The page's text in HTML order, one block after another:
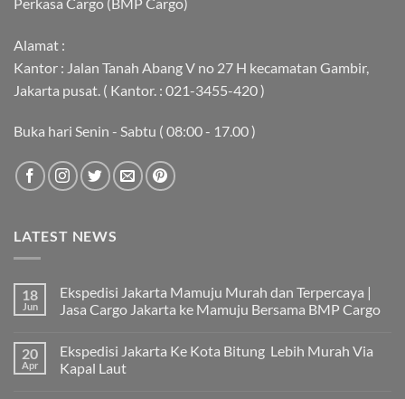
Alamat :
Kantor : Jalan Tanah Abang V no 27 H kecamatan Gambir,
Jakarta pusat. ( Kantor. : 021-3455-420 )
Buka hari Senin - Sabtu ( 08:00 - 17.00 )
LATEST NEWS
18
Jun
Ekspedisi Jakarta Mamuju Murah dan Terpercaya |
Jasa Cargo Jakarta ke Mamuju Bersama BMP Cargo
komentar
pada
Ekspedisi
20
Apr
Ekspedisi Jakarta Ke Kota Bitung Lebih Murah Via
Kapal Laut